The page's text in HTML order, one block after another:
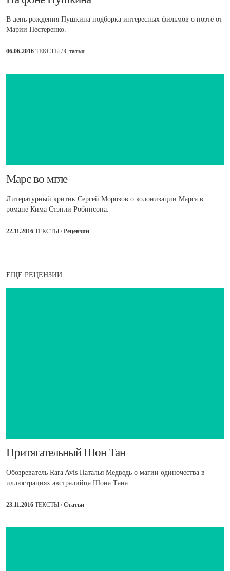
В день рождения Пушкина подборка интересных фильмов о поэте от
Марии Нестеренко.
06.06.2016 ТЕКСТЫ /Статьи
​Марс во мгле
Литературный критик Сергей Морозов о колонизации Марса в
романе Кима Стэнли Робинсона.
22.11.2016 ТЕКСТЫ /Рецензии
ЕЩЕ РЕЦЕНЗИИ
​Притягательный Шон Тан
Обозреватель Rara Avis Наталья Медведь о магии одиночества в
иллюстрациях австралийца Шона Тана.
23.11.2016 ТЕКСТЫ /Статьи